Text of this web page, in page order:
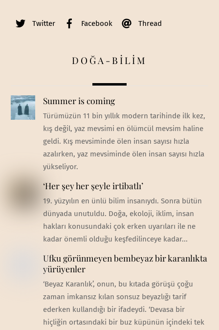
Twitter Facebook Thread
DOĞA-BİLİM
Summer is coming
Türümüzün 11 bin yıllık modern tarihinde ilk kez,
kış değil, yaz mevsimi en ölümcül mevsim haline
geldi. Kış mevsiminde ölen insan sayısı hızla
azalırken, yaz mevsiminde ölen insan sayısı hızla
yükseliyor.
‘Her şey her şeyle irtibatlı’
19. yüzyılın en ünlü bilim insanıydı. Sonra bütün
dünyada unutuldu. Doğa, ekoloji, iklim, insan
hakları konusundaki çok erken uyarıları ile ne
kadar önemli olduğu keşfedilinceye kadar...
Ufku görünmeyen bembeyaz bir karanlıkta
yürüyenler
‘Beyaz Karanlık’, onun, bu kıtada görüşü çoğu
zaman imkansız kılan sonsuz beyazlığı tarif
ederken kullandığı bir ifadeydi. ‘Devasa bir
hiçliğin ortasındaki bir buz küpünün içindeki tek